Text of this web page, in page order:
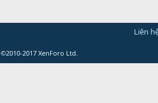
Liên
©2010-2017 XenForo Ltd.